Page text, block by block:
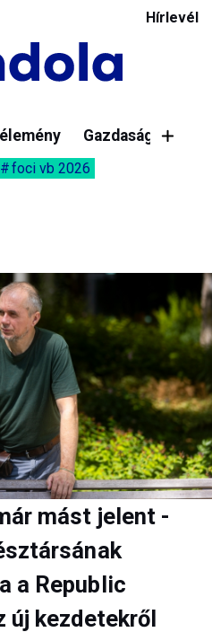
Hírlevél
Gazdaság
foci vb 2026
mást jelent -
a Republic
új kezdetekről